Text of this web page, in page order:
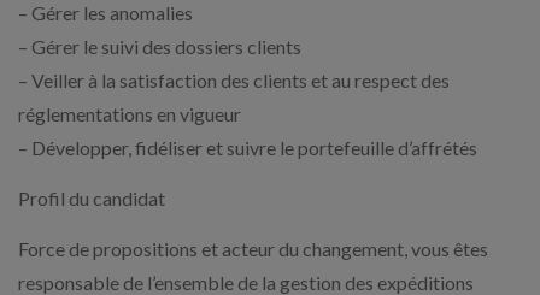
– Gérer les anomalies
– Gérer le suivi des dossiers clients
– Veiller à la satisfaction des clients et au respect des
réglementations en vigueur
– Développer, fidéliser et suivre le portefeuille d’affrétés
Profil du candidat
Force de propositions et acteur du changement, vous êtes
responsable de l’ensemble de la gestion des expéditions